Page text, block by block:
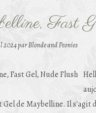
Fast
2024par Blonde and Peonies
Gel de Maybelline. Il